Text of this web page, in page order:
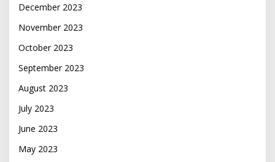
December 2023
November 2023
October 2023
September 2023
August 2023
July 2023
June 2023
May 2023